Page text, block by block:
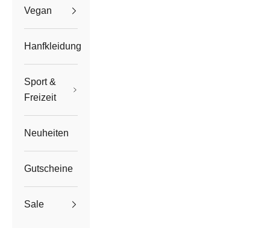
Vegan
Hanfkleidung
Sport &
Freizeit
Neuheiten
Gutscheine
Sale